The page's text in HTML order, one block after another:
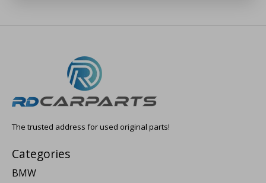
The trusted address for used original parts!
Categories
BMW